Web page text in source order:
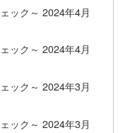
ック～ 2024年4月
ック～ 2024年4月
ック～ 2024年3月
ック～ 2024年3月